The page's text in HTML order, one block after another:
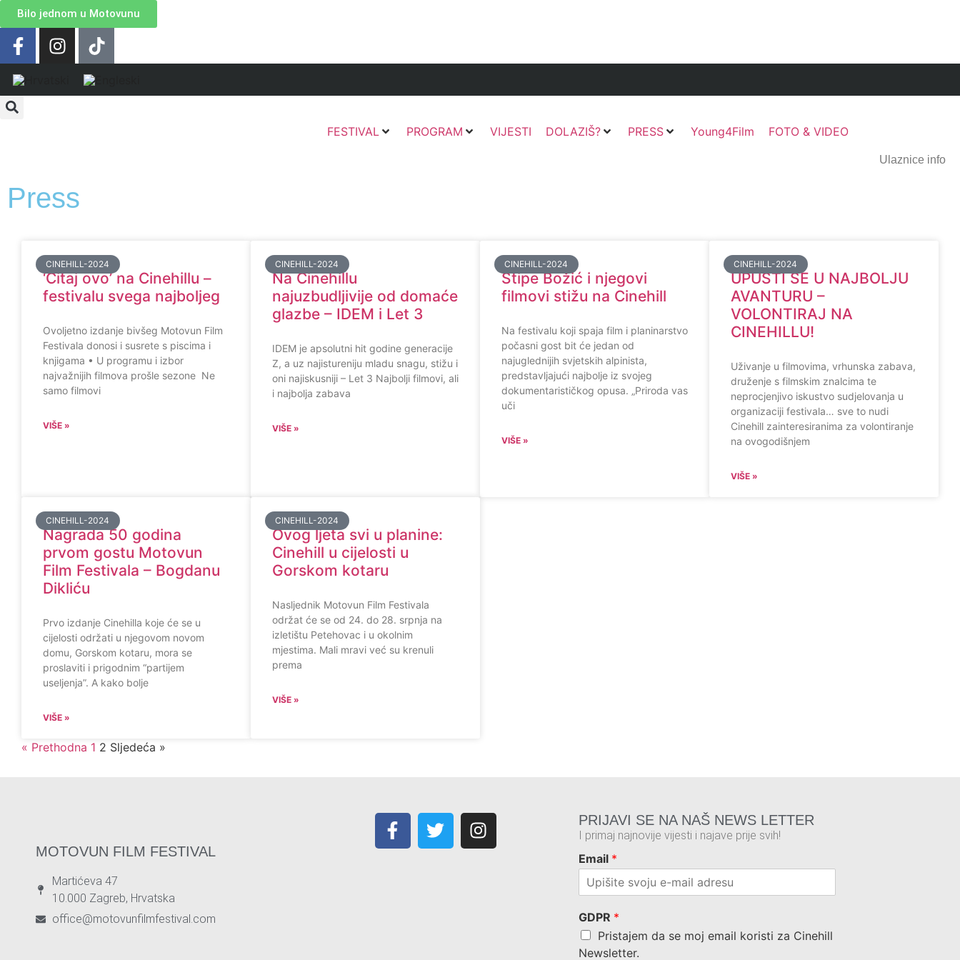
Bilo jednom u Motovunu
FESTIVAL PROGRAM VIJESTI DOLAZIŠ? PRESS Young4Film FOTO & VIDEO
Ulaznice info
Press
CINEHILL-2024
‘Čitaj ovo’ na Cinehillu –
festivalu svega najboljeg
Ovoljetno izdanje bivšeg Motovun Film
Festivala donosi i susrete s piscima i
knjigama • U programu i izbor
najvažnijih filmova prošle sezone Ne
samo filmovi
VIŠE »
CINEHILL-2024
Na Cinehillu
najuzbudljivije od domaće
glazbe – IDEM i Let 3
IDEM je apsolutni hit godine generacije
Z, a uz najistureniju mladu snagu, stižu i
oni najiskusniji – Let 3 Najbolji filmovi, ali
i najbolja zabava
VIŠE »
CINEHILL-2024
Stipe Božić i njegovi
filmovi stižu na Cinehill
Na festivalu koji spaja film i planinarstvo
počasni gost bit će jedan od
najuglednijih svjetskih alpinista,
predstavljajući najbolje iz svojeg
dokumentarističkog opusa. „Priroda vas
uči
VIŠE »
CINEHILL-2024
UPUSTI SE U NAJBOLJU
AVANTURU –
VOLONTIRAJ NA
CINEHILLU!
Uživanje u filmovima, vrhunska zabava,
druženje s filmskim znalcima te
neprocjenjivo iskustvo sudjelovanja u
organizaciji festivala… sve to nudi
Cinehill zainteresiranima za volontiranje
na ovogodišnjem
VIŠE »
CINEHILL-2024
Nagrada 50 godina
prvom gostu Motovun
Film Festivala – Bogdanu
Dikliću
Prvo izdanje Cinehilla koje će se u
cijelosti održati u njegovom novom
domu, Gorskom kotaru, mora se
proslaviti i prigodnim “partijem
useljenja”. A kako bolje
VIŠE »
CINEHILL-2024
Ovog ljeta svi u planine:
Cinehill u cijelosti u
Gorskom kotaru
Nasljednik Motovun Film Festivala
održat će se od 24. do 28. srpnja na
izletištu Petehovac i u okolnim
mjestima. Mali mravi već su krenuli
prema
VIŠE »
« Prethodna 1 2 Sljedeća »
MOTOVUN FILM FESTIVAL
Martićeva 47
10.000 Zagreb, Hrvatska
office@motovunfilmfestival.com
PRIJAVI SE NA NAŠ NEWS LETTER
I primaj najnovije vijesti i najave prije svih!
Email *
GDPR *
Pristajem da se moj email koristi za Cinehill
Newsletter.